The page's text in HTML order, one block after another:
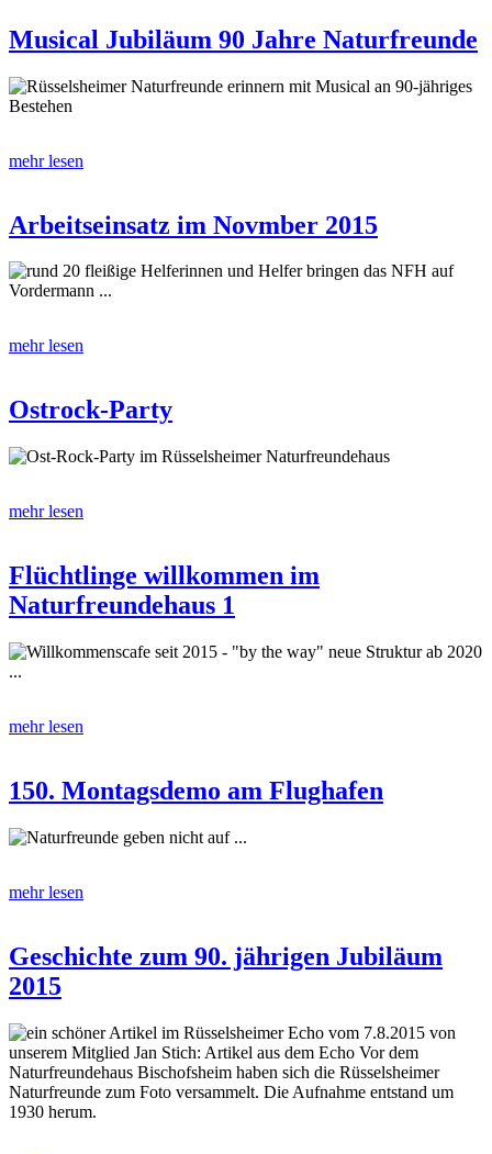
Musical Jubiläum 90 Jahre Naturfreunde
Rüsselsheimer Naturfreunde erinnern mit Musical an 90-jähriges
Bestehen
mehr lesen
Arbeitseinsatz im Novmber 2015
rund 20 fleißige Helferinnen und Helfer bringen das NFH auf
Vordermann ...
mehr lesen
Ostrock-Party
Ost-Rock-Party im Rüsselsheimer Naturfreundehaus
mehr lesen
Flüchtlinge willkommen im
Naturfreundehaus 1
Willkommenscafe seit 2015 - "by the way" neue Struktur ab 2020
...
mehr lesen
150. Montagsdemo am Flughafen
Naturfreunde geben nicht auf ...
mehr lesen
Geschichte zum 90. jährigen Jubiläum
2015
ein schöner Artikel im Rüsselsheimer Echo vom 7.8.2015 von
unserem Mitglied Jan Stich: Artikel aus dem Echo Vor dem
Naturfreundehaus Bischofsheim haben sich die Rüsselsheimer
Naturfreunde zum Foto versammelt. Die Aufnahme entstand um
1930 herum.